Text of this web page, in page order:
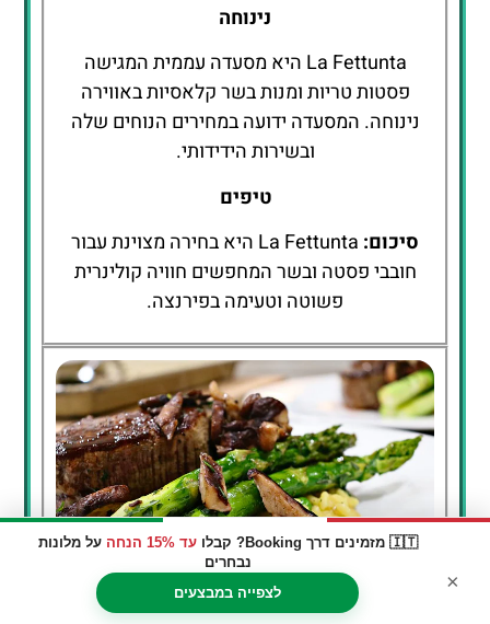
🇮🇹 מזמינים דרך Booking? קבלו עד 15% הנחה
על מלונות
נבחרים
לצפייה במבצעים
×
נינוחה
La Fettunta היא מסעדה עממית המגישה
פסטות טריות ומנות בשר קלאסיות באווירה
נינוחה. המסעדה ידועה במחירים הנוחים שלה
ובשירות הידידותי.
טיפים
סיכום:
La Fettunta היא בחירה מצוינת עבור
חובבי פסטה ובשר המחפשים חוויה קולינרית
פשוטה וטעימה בפירנצה.